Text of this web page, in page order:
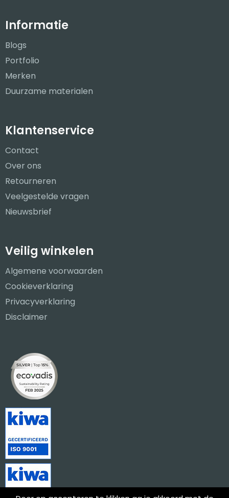
Informatie
Blogs
Portfolio
Merken
Duurzame materialen
Klantenservice
Contact
Over ons
Retourneren
Veelgestelde vragen
Nieuwsbrief
Veilig winkelen
Algemene voorwaarden
Cookieverklaring
Privacyverklaring
Disclaimer